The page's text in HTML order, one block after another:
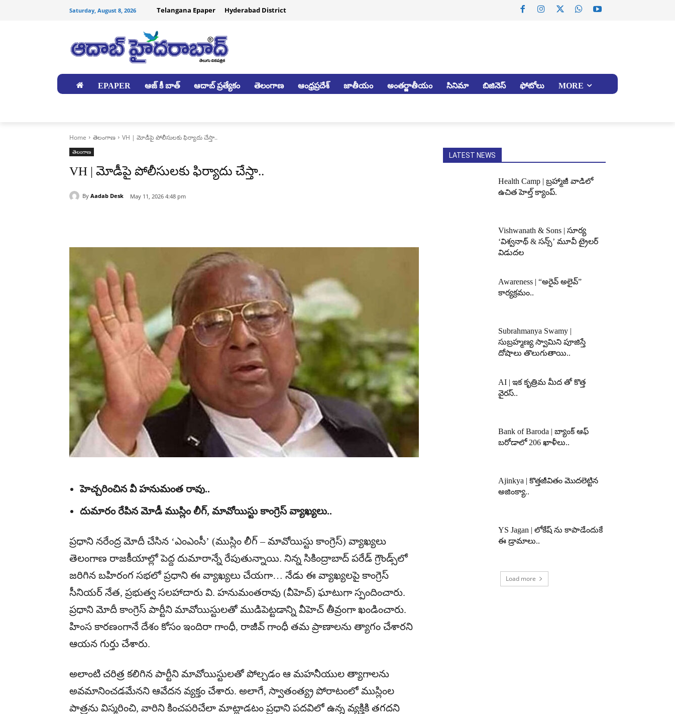
Saturday, August 8, 2026 Telangana Epaper Hyderabad District
EPAPER ఆజ్ కీ బాత్ ఆదాబ్ ప్రత్యేకం తెలంగాణ ఆంధ్రప్రదేశ్ జాతీయం అంతర్జాతీయం సినిమా బిజినెస్ ఫోటోలు MORE
Home తెలంగాణ VH | మోడీపై పోలీసులకు ఫిర్యాదు చేస్తా..
తెలంగాణ
VH | మోడీపై పోలీసులకు ఫిర్యాదు చేస్తా..
By Aadab Desk May 11, 2026 4:48 pm
హెచ్చరించిన వీ హనుమంత రావు..
దుమారం రేపిన మోడీ ముస్లిం లీగ్, మావోయిస్టు కాంగ్రెస్ వ్యాఖ్యలు..
ప్రధాని నరేంద్ర మోదీ చేసిన ‘ఎంఎంసీ’ (ముస్లిం లీగ్ – మావోయిస్టు కాంగ్రెస్) వ్యాఖ్యలు
తెలంగాణ రాజకీయాల్లో పెద్ద దుమారాన్నే రేపుతున్నాయి. నిన్న సికింద్రాబాద్ పరేడ్ గ్రౌండ్స్‌లో
జరిగిన బహిరంగ సభలో ప్రధాని ఈ వ్యాఖ్యలు చేయగా… నేడు ఈ వ్యాఖ్యలపై కాంగ్రెస్
సీనియర్ నేత, ప్రభుత్వ సలహాదారు వి. హనుమంతరావు (వీహెచ్) ఘాటుగా స్పందించారు.
ప్రధాని మోదీ కాంగ్రెస్ పార్టీని మావోయిస్టులతో ముడిపెట్టడాన్ని వీహెచ్ తీవ్రంగా ఖండించారు.
హింస కారణంగానే దేశం కోసం ఇందిరా గాంధీ, రాజీవ్ గాంధీ తమ ప్రాణాలను త్యాగం చేశారని
ఆయన గుర్తు చేశారు.
అలాంటి చరిత్ర కలిగిన పార్టీని మావోయిస్టులతో పోల్చడం ఆ మహనీయుల త్యాగాలను
అవమానించడమేనని ఆవేదన వ్యక్తం చేశారు. అలాగే, స్వాతంత్య్ర పోరాటంలో ముస్లింల
పాత్రను విస్మరించి, వారిని కించపరిచేలా మాట్లాడటం ప్రధాని పదవిలో ఉన్న వ్యక్తికి తగదని
LATEST NEWS
Health Camp | బ్రహ్మాజీ వాడిలో
ఉచిత హెల్త్ క్యాంప్.
Vishwanath & Sons | సూర్య
‘విశ్వనాథ్ & సన్స్’ మూవీ ట్రైలర్
విడుదల
Awareness | “అరైవ్ అలైవ్”
కార్యక్రమం..
Subrahmanya Swamy |
సుబ్రహ్మణ్య స్వామిని పూజిస్తే
దోషాలు తొలుగుతాయి..
AI | ఇక కృత్రిమ మీద తో కొత్త
వైరస్..
Bank of Baroda | బ్యాంక్‌ ఆఫ్‌
బరోడాలో 206 ఖాళీలు..
Ajinkya | కొత్తజీవితం మొదలెట్టిన
అజింక్యా..
YS Jagan | లోకేష్ ను కాపాడేందుకే
ఈ డ్రామాలు..
Load more